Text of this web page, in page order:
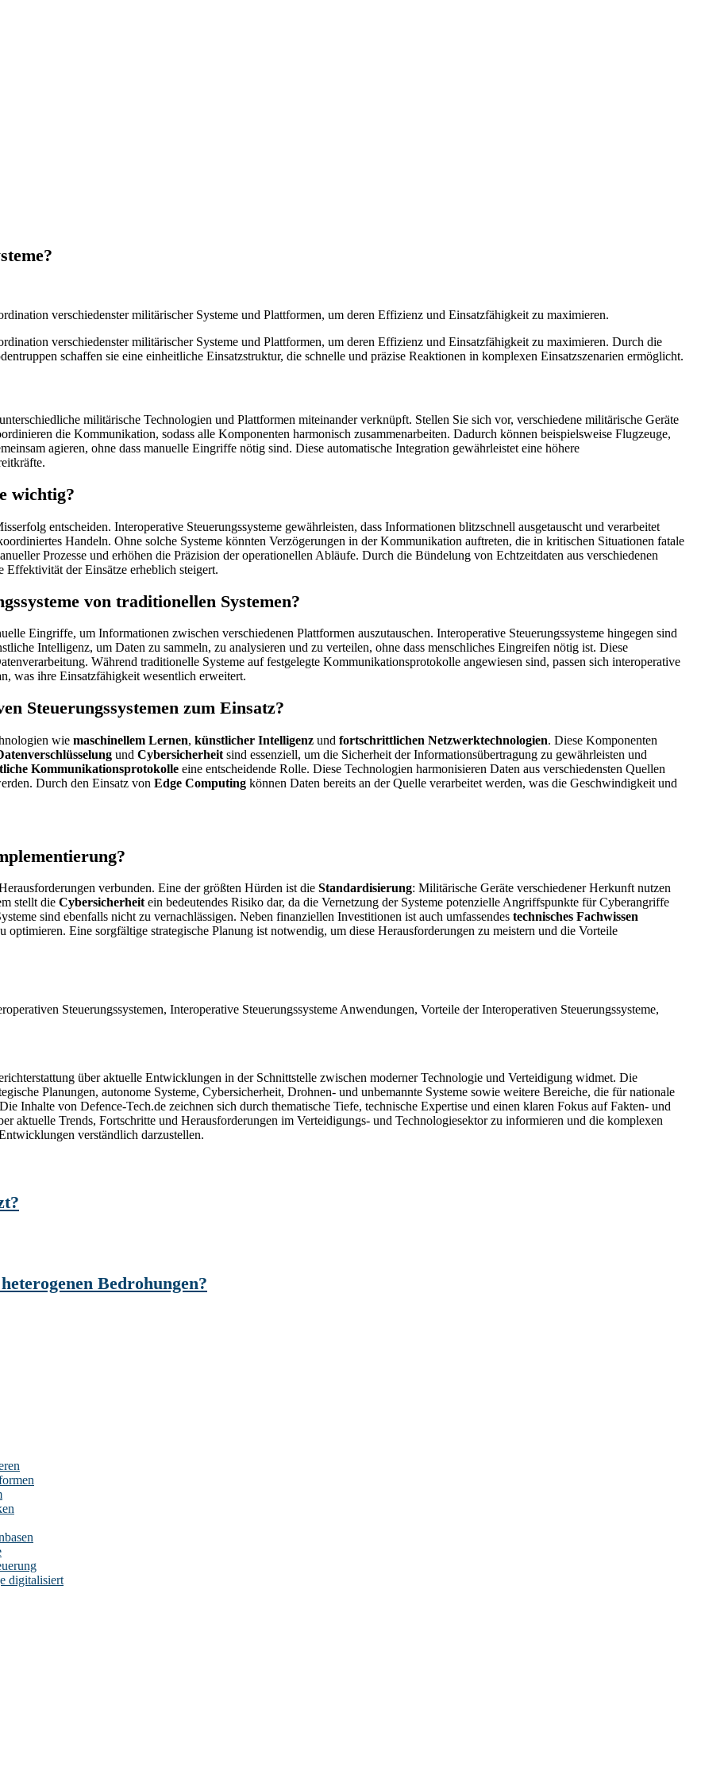
verschiedenster militärischer Systeme und Plattformen, um deren Effizienz und Einsatzfähigkeit zu maximieren.
verschiedenster militärischer Systeme und Plattformen, um deren Effizienz und Einsatzfähigkeit zu maximieren. Durch die
schaffen sie eine einheitliche Einsatzstruktur, die schnelle und präzise Reaktionen in komplexen Einsatzszenarien ermöglicht.
militärische Technologien und Plattformen miteinander verknüpft. Stellen Sie sich vor, verschiedene militärische Geräte
die Kommunikation, sodass alle Komponenten harmonisch zusammenarbeiten. Dadurch können beispielsweise Flugzeuge,
agieren, ohne dass manuelle Eingriffe nötig sind. Diese automatische Integration gewährleistet eine höhere
wichtig?
entscheiden. Interoperative Steuerungssysteme gewährleisten, dass Informationen blitzschnell ausgetauscht und verarbeitet
Handeln. Ohne solche Systeme könnten Verzögerungen in der Kommunikation auftreten, die in kritischen Situationen fatale
Prozesse und erhöhen die Präzision der operationellen Abläufe. Durch die Bündelung von Echtzeitdaten aus verschiedenen
Effektivität der Einsätze erheblich steigert.
von traditionellen Systemen?
Eingriffe, um Informationen zwischen verschiedenen Plattformen auszutauschen. Interoperative Steuerungssysteme hingegen sind
Intelligenz, um Daten zu sammeln, zu analysieren und zu verteilen, ohne dass menschliches Eingreifen nötig ist. Diese
Während traditionelle Systeme auf festgelegte Kommunikationsprotokolle angewiesen sind, passen sich interoperative
was ihre Einsatzfähigkeit wesentlich erweitert.
Steuerungssystemen zum Einsatz?
wie maschinellem Lernen, künstlicher Intelligenz und fortschrittlichen Netzwerktechnologien. Diese Komponenten
und Cybersicherheit sind essenziell, um die Sicherheit der Informationsübertragung zu gewährleisten und
Kommunikationsprotokolle eine entscheidende Rolle. Diese Technologien harmonisieren Daten aus verschiedensten Quellen
Durch den Einsatz von Edge Computing können Daten bereits an der Quelle verarbeitet werden, was die Geschwindigkeit und
verbunden. Eine der größten Hürden ist die Standardisierung: Militärische Geräte verschiedener Herkunft nutzen
stellt die Cybersicherheit ein bedeutendes Risiko dar, da die Vernetzung der Systeme potenzielle Angriffspunkte für Cyberangriffe
sind ebenfalls nicht zu vernachlässigen. Neben finanziellen Investitionen ist auch umfassendes technisches Fachwissen
Eine sorgfältige strategische Planung ist notwendig, um diese Herausforderungen zu meistern und die Vorteile
Steuerungssystemen, Interoperative Steuerungssysteme Anwendungen, Vorteile der Interoperativen Steuerungssysteme,
über aktuelle Entwicklungen in der Schnittstelle zwischen moderner Technologie und Verteidigung widmet. Die
Planungen, autonome Systeme, Cybersicherheit, Drohnen- und unbemannte Systeme sowie weitere Bereiche, die für nationale
Inhalte von Defence-Tech.de zeichnen sich durch thematische Tiefe, technische Expertise und einen klaren Fokus auf Fakten- und
aktuelle Trends, Fortschritte und Herausforderungen im Verteidigungs- und Technologiesektor zu informieren und die komplexen
verständlich darzustellen.
Bedrohungen?
digitalisiert